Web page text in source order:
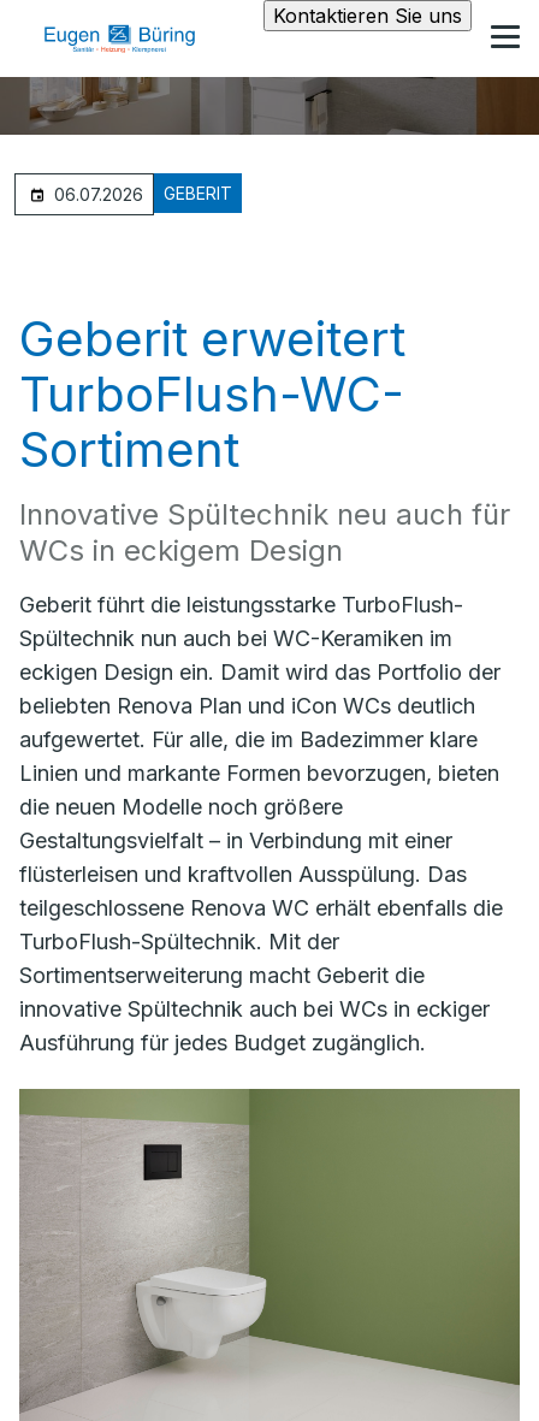
Kontaktieren Sie uns
06.07.2026 GEBERIT
Geberit erweitert
TurboFlush-WC-
Sortiment
Innovative Spültechnik neu auch für
WCs in eckigem Design
Geberit führt die leistungsstarke TurboFlush-
Spültechnik nun auch bei WC-Keramiken im
eckigen Design ein. Damit wird das Portfolio der
beliebten Renova Plan und iCon WCs deutlich
aufgewertet. Für alle, die im Badezimmer klare
Linien und markante Formen bevorzugen, bieten
die neuen Modelle noch größere
Gestaltungsvielfalt – in Verbindung mit einer
flüsterleisen und kraftvollen Ausspülung. Das
teilgeschlossene Renova WC erhält ebenfalls die
TurboFlush-Spültechnik. Mit der
Sortimentserweiterung macht Geberit die
innovative Spültechnik auch bei WCs in eckiger
Ausführung für jedes Budget zugänglich.